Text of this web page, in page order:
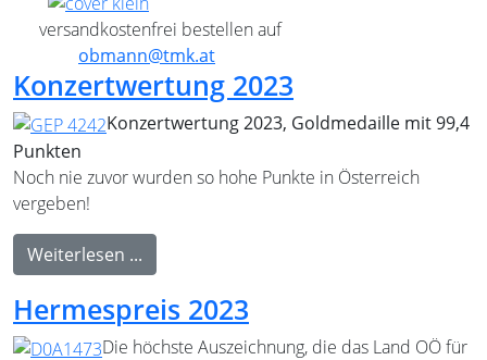
versandkostenfrei bestellen auf
obmann@tmk.at
Konzertwertung 2023
Konzertwertung 2023, Goldmedaille mit 99,4
Punkten
Noch nie zuvor wurden so hohe Punkte in Österreich
vergeben!
Weiterlesen ...
Hermespreis 2023
Die höchste Auszeichnung, die das Land OÖ für